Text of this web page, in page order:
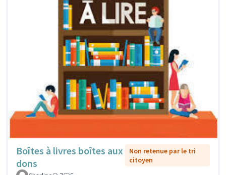
Boîtes à livres boîtes aux
dons
Non retenue par le tri
citoyen